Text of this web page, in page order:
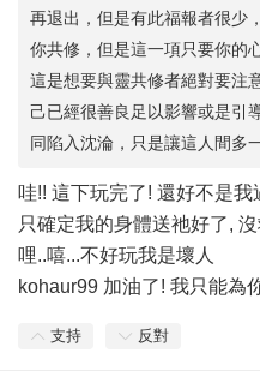
再退出，但是有此福報者很少
你共修，但是這一項只要你的
這是想要與靈共修者絕對要注
己已經很善良足以影響或是引
同陷入沈淪，只是讓這人間多
哇!! 這下玩完了! 還好不是
只確定我的身體送祂好了,
哩..嘻...不好玩我是壞人
kohaur99 加油了! 我只能為
支持 反對